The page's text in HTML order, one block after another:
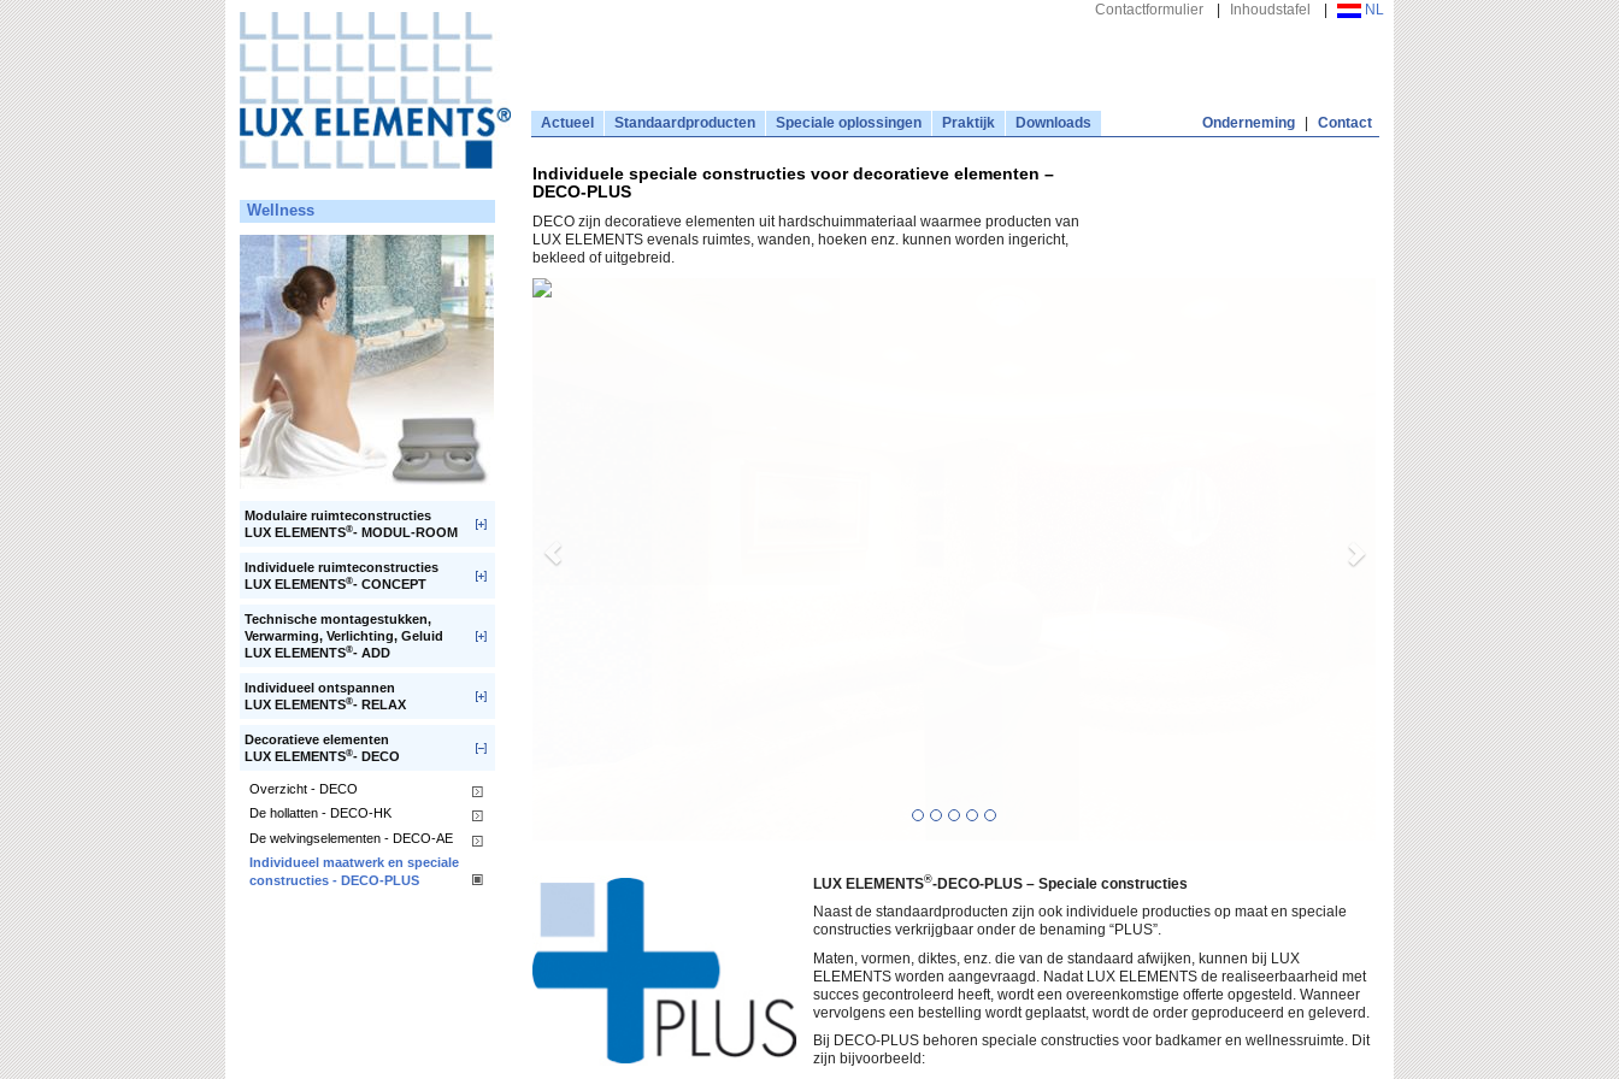
Contactformulier Inhoudstafel NL
Actueel Standaardproducten Speciale oplossingen Praktijk Downloads Onderneming Contact
Wellness
Modulaire ruimteconstructies
LUX ELEMENTS®- MODUL-ROOM
Individuele ruimteconstructies
LUX ELEMENTS®- CONCEPT
Technische montagestukken,
Verwarming, Verlichting, Geluid
LUX ELEMENTS®- ADD
Individueel ontspannen
LUX ELEMENTS®- RELAX
Decoratieve elementen
LUX ELEMENTS®- DECO
Overzicht - DECO
De hollatten - DECO-HK
De welvingselementen - DECO-AE
Individueel maatwerk en speciale
constructies - DECO-PLUS
Individuele speciale constructies voor decoratieve elementen –
DECO-PLUS
DECO zijn decoratieve elementen uit hardschuimmateriaal waarmee producten van
LUX ELEMENTS evenals ruimtes, wanden, hoeken enz. kunnen worden ingericht,
bekleed of uitgebreid.
LUX ELEMENTS®-DECO-PLUS – Speciale constructies
Naast de standaardproducten zijn ook individuele producties op maat en speciale
constructies verkrijgbaar onder de benaming “PLUS”.
Maten, vormen, diktes, enz. die van de standaard afwijken, kunnen bij LUX
ELEMENTS worden aangevraagd. Nadat LUX ELEMENTS de realiseerbaarheid met
succes gecontroleerd heeft, wordt een overeenkomstige offerte opgesteld. Wanneer
vervolgens een bestelling wordt geplaatst, wordt de order geproduceerd en geleverd.
Bij DECO-PLUS behoren speciale constructies voor badkamer en wellnessruimte. Dit
zijn bijvoorbeeld: